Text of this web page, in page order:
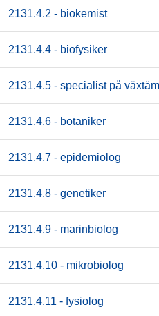
2131.4.2 - biokemist
2131.4.4 - biofysiker
2131.4.5 - specialist på
2131.4.6 - botaniker
2131.4.7 - epidemiolog
2131.4.8 - genetiker
2131.4.9 - marinbiolog
2131.4.10 - mikrobiolog
2131.4.11 - fysiolog